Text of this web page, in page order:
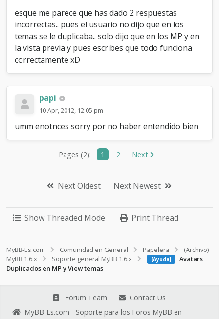
esque me parece que has dado 2 respuestas
incorrectas.. pues el usuario no dijo que en los
temas se le duplicaba.. solo dijo que en los MP y en
la vista previa y pues escribes que todo funciona
correctamente xD
papi
10 Apr, 2012, 12:05 pm
umm enotnces sorry por no haber entendido bien
Pages (2): 1 2 Next
Next Oldest Next Newest
Show Threaded Mode Print Thread
MyBB-Es.com Comunidad en General Papelera
(Archivo)
MyBB 1.6.x
Soporte general MyBB 1.6.x [Ayuda]
Avatars
Duplicados en MP y View temas
Forum Team
Contact Us
MyBB-Es.com - Soporte para los Foros MyBB en